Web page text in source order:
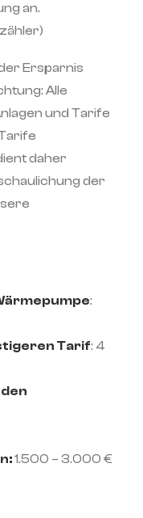
an.
Ersparnis
Alle
und Tarife
daher
der
:
Tarif: 4
1.500 – 3.000 €